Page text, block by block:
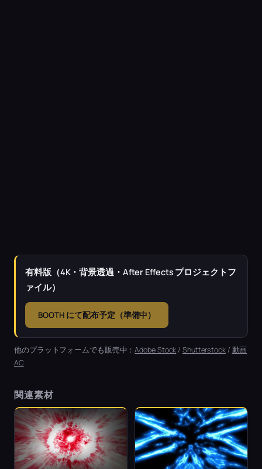
有料版（4K・背景透過・After Effects プロジェクトフ
ァイル）
BOOTH にて配布予定（準備中）
他のプラットフォームでも販売中：Adobe Stock /Shutterstock/ 動画
AC
関連素材